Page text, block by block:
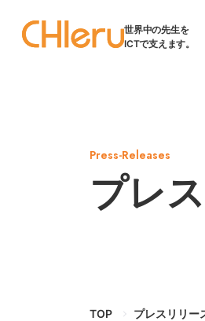
世界中の先生を
ICTで支えます。
Press-Releases
プレ
TOP プレスリリー